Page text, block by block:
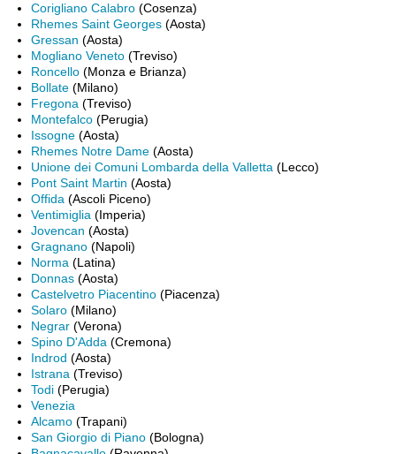
Corigliano Calabro (Cosenza)
Rhemes Saint Georges (Aosta)
Gressan (Aosta)
Mogliano Veneto (Treviso)
Roncello (Monza e Brianza)
Bollate (Milano)
Fregona (Treviso)
Montefalco (Perugia)
Issogne (Aosta)
Rhemes Notre Dame (Aosta)
Unione dei Comuni Lombarda della Valletta (Lecco)
Pont Saint Martin (Aosta)
Offida (Ascoli Piceno)
Ventimiglia (Imperia)
Jovencan (Aosta)
Gragnano (Napoli)
Norma (Latina)
Donnas (Aosta)
Castelvetro Piacentino (Piacenza)
Solaro (Milano)
Negrar (Verona)
Spino D'Adda (Cremona)
Indrod (Aosta)
Istrana (Treviso)
Todi (Perugia)
Venezia
Alcamo (Trapani)
San Giorgio di Piano (Bologna)